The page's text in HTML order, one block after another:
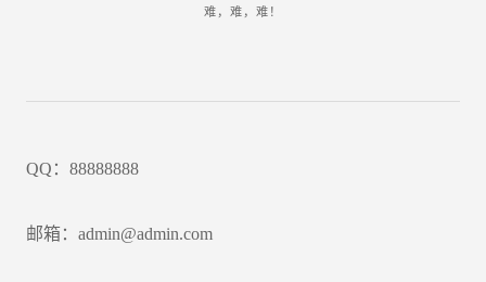
难，难，难！
QQ：88888888
邮箱：admin@admin.com